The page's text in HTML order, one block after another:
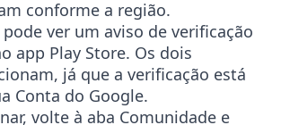
conforme a região.
ver um aviso de verificação
app Play Store. Os dois
já que a verificação está
Conta do Google.
volte à aba Comunidade e